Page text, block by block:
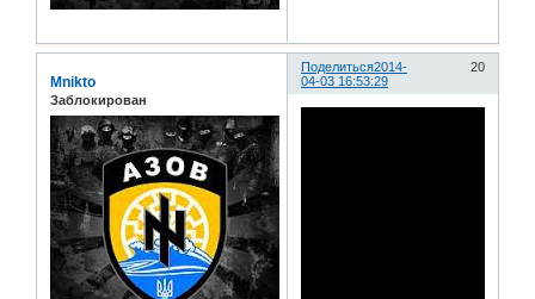
Поделиться 20
2014-
04-03 16:53:29
Mnikto
Заблокирован